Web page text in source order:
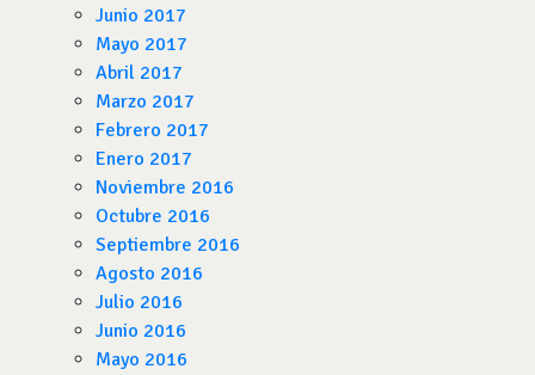
Junio 2017
Mayo 2017
Abril 2017
Marzo 2017
Febrero 2017
Enero 2017
Noviembre 2016
Octubre 2016
Septiembre 2016
Agosto 2016
Julio 2016
Junio 2016
Mayo 2016